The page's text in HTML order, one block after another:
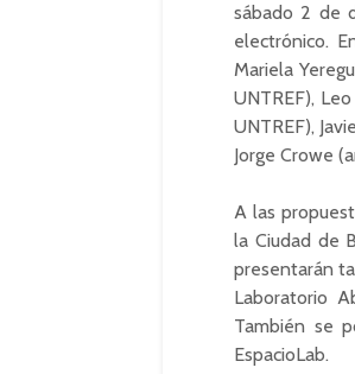
sábado 2 de
electrónico.
Mariela
UNTREF),
UNTREF),
Jorge Crowe
A las
la Ciudad de
presentarán
Laboratorio
También se
EspacioLab.